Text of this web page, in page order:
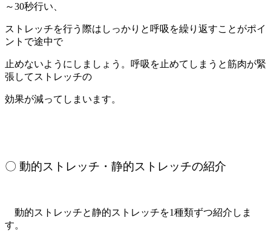
～30秒行い、
ストレッチを行う際はしっかりと呼吸を繰り返すことがポイ
ントで途中で
止めないようにしましょう。呼吸を止めてしまうと筋肉が緊
張してストレッチの
効果が減ってしまいます。
〇 動的ストレッチ・静的ストレッチの紹介
動的ストレッチと静的ストレッチを1種類ずつ紹介しま
す。